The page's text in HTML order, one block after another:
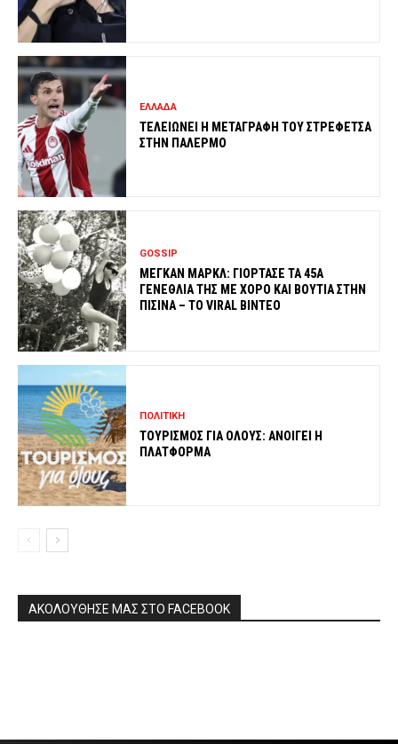
ΕΛΛΑΔΑ
ΤΕΛΕΙΩΝΕΙ Η ΜΕΤΑΓΡΑΦΗ ΤΟΥ ΣΤΡΕΦΕΤΣΑ
ΣΤΗΝ ΠΑΛΕΡΜΟ
GOSSIP
ΜΕΓΚΑΝ ΜΑΡΚΛ: ΓΙΟΡΤΑΣΕ ΤΑ 45Α
ΓΕΝΕΘΛΙΑ ΤΗΣ ΜΕ ΧΟΡΟ ΚΑΙ ΒΟΥΤΙΑ ΣΤΗΝ
ΠΙΣΙΝΑ – ΤΟ VIRAL ΒΙΝΤΕΟ
ΠΟΛΙΤΙΚΗ
ΤΟΥΡΙΣΜΟΣ ΓΙΑ ΟΛΟΥΣ: ΑΝΟΙΓΕΙ Η
ΠΛΑΤΦΟΡΜΑ
ΑΚΟΛΟΥΘΗΣΕ ΜΑΣ ΣΤΟ FACEBOOK